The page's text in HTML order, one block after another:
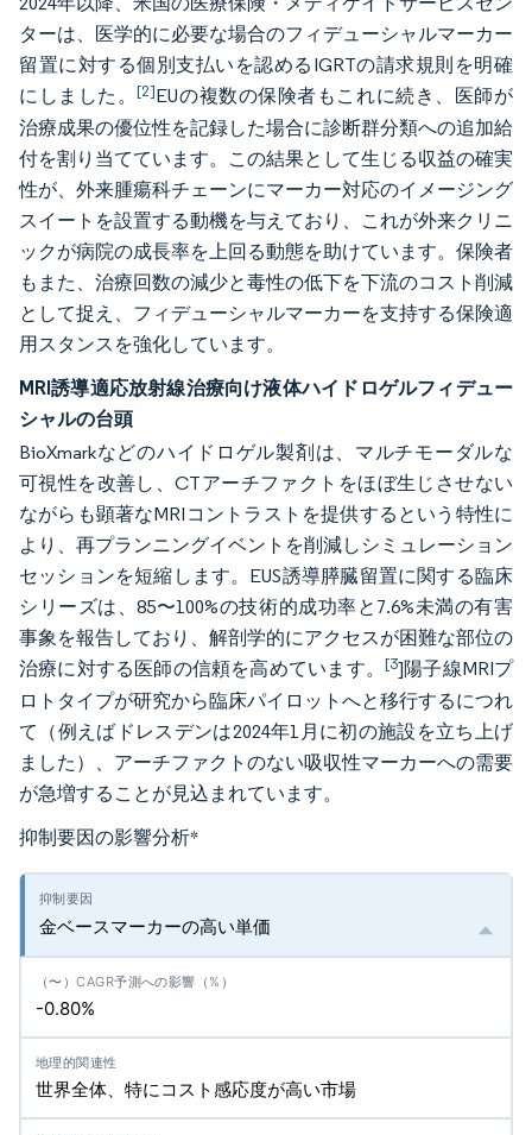
ターは、医学的に必要な場合のフィデューシャルマーカー
留置に対する個別支払いを認めるIGRTの請求規則を明確
にしました。[2]EUの複数の保険者もこれに続き、医師が
治療成果の優位性を記録した場合に診断群分類への追加給
付を割り当てています。この結果として生じる収益の確実
性が、外来腫瘍科チェーンにマーカー対応のイメージング
スイートを設置する動機を与えており、これが外来クリニ
ックが病院の成長率を上回る動態を助けています。保険者
もまた、治療回数の減少と毒性の低下を下流のコスト削減
として捉え、フィデューシャルマーカーを支持する保険適
用スタンスを強化しています。
MRI誘導適応放射線治療向け液体ハイドロゲルフィデュー
シャルの台頭
BioXmarkなどのハイドロゲル製剤は、マルチモーダルな
可視性を改善し、CTアーチファクトをほぼ生じさせない
ながらも顕著なMRIコントラストを提供するという特性に
より、再プランニングイベントを削減しシミュレーション
セッションを短縮します。EUS誘導膵臓留置に関する臨床
シリーズは、85〜100%の技術的成功率と7.6%未満の有害
事象を報告しており、解剖学的にアクセスが困難な部位の
治療に対する医師の信頼を高めています。 [3]陽子線MRIプ
ロトタイプが研究から臨床パイロットへと移行するにつれ
て（例えばドレスデンは2024年1月に初の施設を立ち上げ
ました）、アーチファクトのない吸収性マーカーへの需要
が急増することが見込まれています。
抑制要因の影響分析*
金ベースマーカーの高い単価
-0.80%
世界全体、特にコスト感応度が高い市場